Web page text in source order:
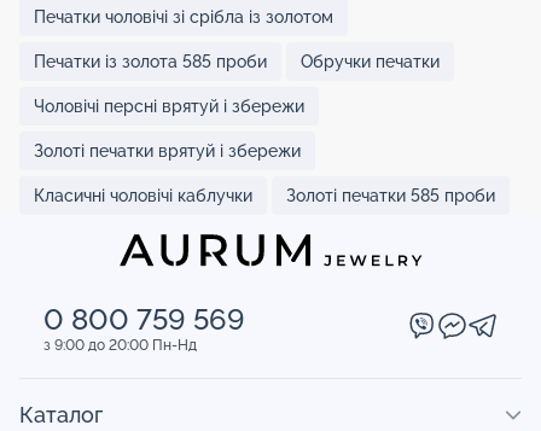
Печатки чоловічі зі срібла із золотом
Печатки із золота 585 проби Обручки печатки
Чоловічі персні врятуй і збережи
Золоті печатки врятуй і збережи
Класичні чоловічі каблучки Золоті печатки 585 проби
0 800 759 569
з 9:00 до 20:00 Пн-Нд
Каталог